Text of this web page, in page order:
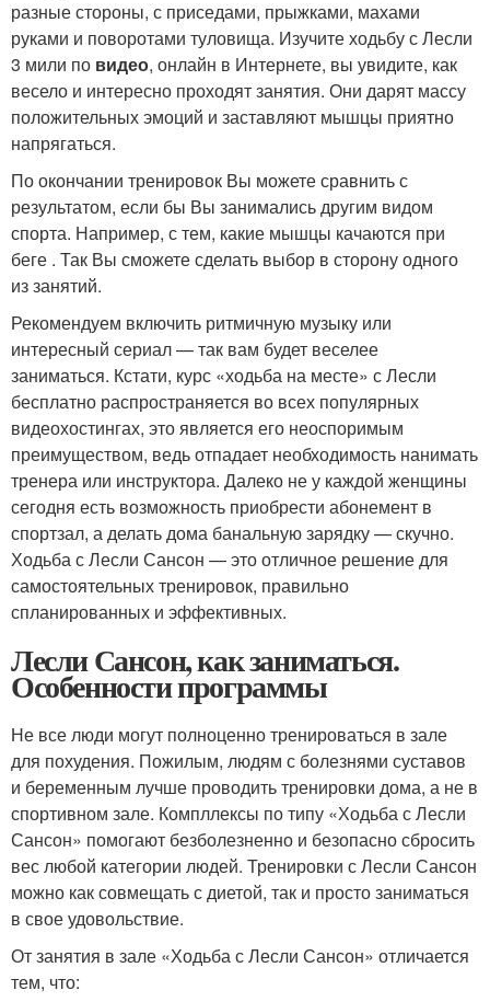
разные стороны, с приседами, прыжками, махами
руками и поворотами туловища. Изучите ходьбу с Лесли
3 мили по видео, онлайн в Интернете, вы увидите, как
весело и интересно проходят занятия. Они дарят массу
положительных эмоций и заставляют мышцы приятно
напрягаться.
По окончании тренировок Вы можете сравнить с
результатом, если бы Вы занимались другим видом
спорта. Например, с тем, какие мышцы качаются при
беге . Так Вы сможете сделать выбор в сторону одного
из занятий.
Рекомендуем включить ритмичную музыку или
интересный сериал — так вам будет веселее
заниматься. Кстати, курс «ходьба на месте» с Лесли
бесплатно распространяется во всех популярных
видеохостингах, это является его неоспоримым
преимуществом, ведь отпадает необходимость нанимать
тренера или инструктора. Далеко не у каждой женщины
сегодня есть возможность приобрести абонемент в
спортзал, а делать дома банальную зарядку — скучно.
Ходьба с Лесли Сансон — это отличное решение для
самостоятельных тренировок, правильно
спланированных и эффективных.
Лесли Сансон, как заниматься.
Особенности программы
Не все люди могут полноценно тренироваться в зале
для похудения. Пожилым, людям с болезнями суставов
и беременным лучше проводить тренировки дома, а не в
спортивном зале. Компллексы по типу «Ходьба с Лесли
Сансон» помогают безболезненно и безопасно сбросить
вес любой категории людей. Тренировки с Лесли Сансон
можно как совмещать с диетой, так и просто заниматься
в свое удовольствие.
От занятия в зале «Ходьба с Лесли Сансон» отличается
тем, что: